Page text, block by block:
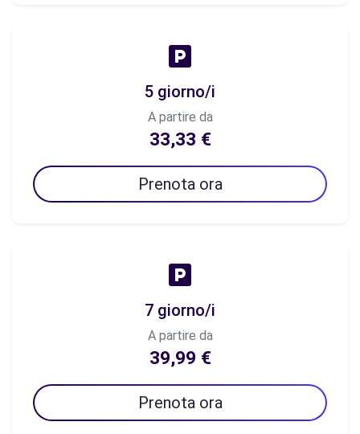
5 giorno/i
A partire da
33,33 €
Prenota ora
7 giorno/i
A partire da
39,99 €
Prenota ora